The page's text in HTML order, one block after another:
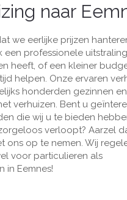
naar
we eerlijke prijzen
een professionele
heeft, of een kleiner
helpen. Onze ervaren
honderden gezinnen en
verhuizen. Bent u
die wij u te bieden
verloopt? Aarzel
ons op te nemen. Wij
voor particulieren als
in Eemnes!